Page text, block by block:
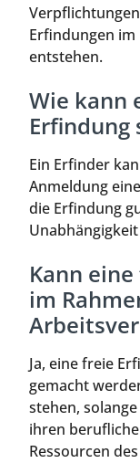
Erfindungen im
entstehen.
Wie kann
Erfindung
Ein Erfinder
Anmeldung
die Erfindung
Kann
im
Ja, eine freie
gemacht
stehen,
ihren
Ressourcen